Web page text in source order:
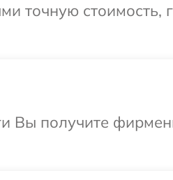
точную стоимость,
Вы получите